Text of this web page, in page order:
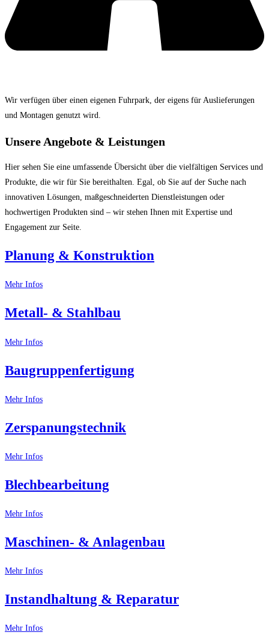
Wir verfügen über einen eigenen Fuhrpark, der eigens für Auslieferungen
und Montagen genutzt wird.
Unsere Angebote & Leistungen​
Hier sehen Sie eine umfassende Übersicht über die vielfältigen Services und
Produkte, die wir für Sie bereithalten. Egal, ob Sie auf der Suche nach
innovativen Lösungen, maßgeschneiderten Dienstleistungen oder
hochwertigen Produkten sind – wir stehen Ihnen mit Expertise und
Engagement zur Seite.
Planung & Konstruktion
Mehr Infos
Metall- & Stahlbau
Mehr Infos
Baugruppenfertigung
Mehr Infos
Zerspanungstechnik
Mehr Infos
Blechbearbeitung
Mehr Infos
Maschinen- & Anlagenbau
Mehr Infos
Instandhaltung & Reparatur
Mehr Infos